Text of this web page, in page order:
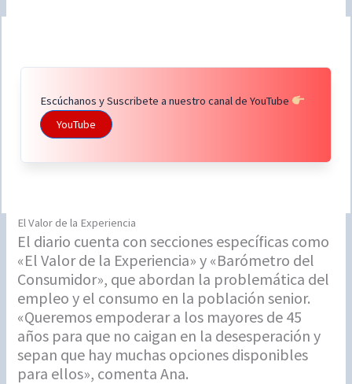
Escúchanos y Suscribete a nuestro canal de YouTube
YouTube
El Valor de la Experiencia
El diario cuenta con secciones específicas como
«El Valor de la Experiencia» y «Barómetro del
Consumidor», que abordan la problemática del
empleo y el consumo en la población senior.
«Queremos empoderar a los mayores de 45
años para que no caigan en la desesperación y
sepan que hay muchas opciones disponibles
para ellos», comenta Ana.